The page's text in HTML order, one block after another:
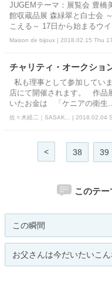
JUGEMテーマ：展覧会 豊
館収蔵品展 森緑翠と白士会
こえる～ 17日から始まるウ
Maison de bijoux | 2018.02.15 Thu
チャリティ・オークショ
私も理事として参加してい
店にて開催されます。 作品
いたお金は 「ケニアの衛生...
佐々木経二｜SASAK... | 2018.02.04
< 38 39
このテ
この瞬間
お父さんは今だいたいこん